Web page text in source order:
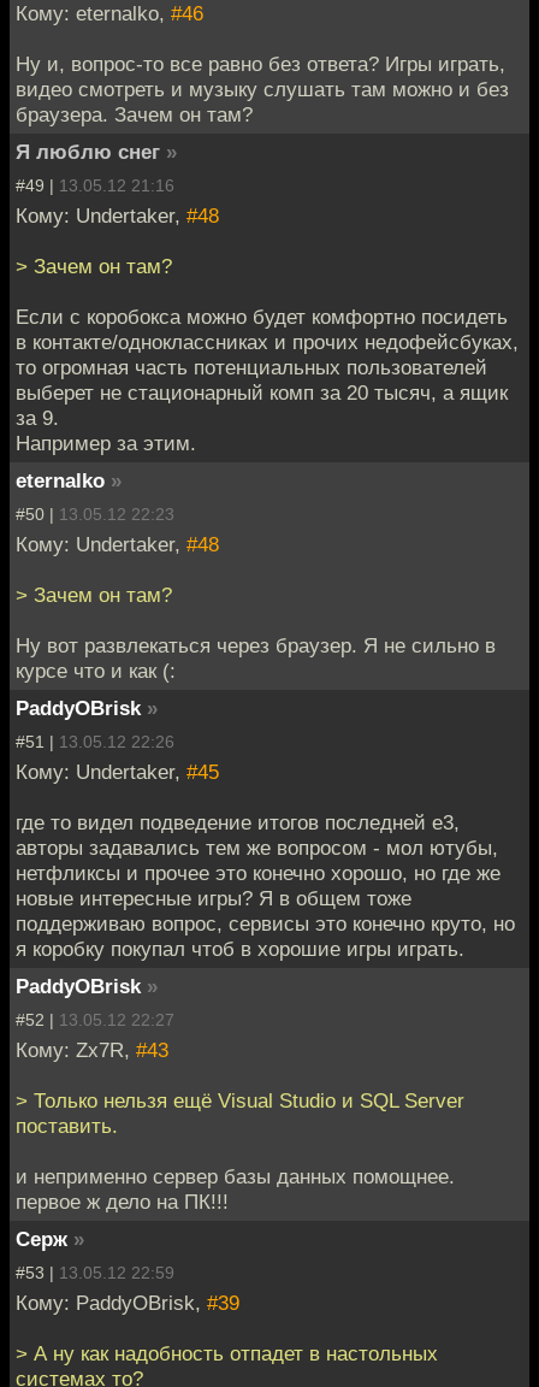
Кому: eternalko, #46
Ну и, вопрос-то все равно без ответа? Игры играть,
видео смотреть и музыку слушать там можно и без
браузера. Зачем он там?
Я люблю снег »
#49 | 13.05.12 21:16
Кому: Undertaker, #48
> Зачем он там?
Если с коробокса можно будет комфортно посидеть
в контакте/одноклассниках и прочих недофейсбуках,
то огромная часть потенциальных пользователей
выберет не стационарный комп за 20 тысяч, а ящик
за 9.
Например за этим.
eternalko »
#50 | 13.05.12 22:23
Кому: Undertaker, #48
> Зачем он там?
Ну вот развлекаться через браузер. Я не сильно в
курсе что и как (:
PaddyOBrisk »
#51 | 13.05.12 22:26
Кому: Undertaker, #45
где то видел подведение итогов последней е3,
авторы задавались тем же вопросом - мол ютубы,
нетфликсы и прочее это конечно хорошо, но где же
новые интересные игры? Я в общем тоже
поддерживаю вопрос, сервисы это конечно круто, но
я коробку покупал чтоб в хорошие игры играть.
PaddyOBrisk »
#52 | 13.05.12 22:27
Кому: Zx7R, #43
> Только нельзя ещё Visual Studio и SQL Server
поставить.
и неприменно сервер базы данных помощнее.
первое ж дело на ПК!!!
Серж »
#53 | 13.05.12 22:59
Кому: PaddyOBrisk, #39
> А ну как надобность отпадет в настольных
системах то?